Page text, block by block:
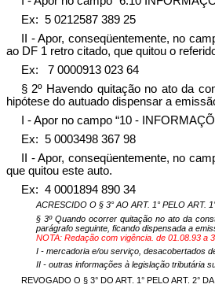
Ex: 5 0212587 389 25
II - Apor, conseqüentemente, no
ao DF 1 retro citado, que quitou o
Ex:
7 0000913 023 64
§ 2º Havendo quitação no ato da
hipótese do autuado dispensar a
I - Apor no campo “10 -
Ex: 5 0003498 367 98
II - Apor, conseqüentemente, no
que quitou este auto.
Ex: 4 0001894 890 34
ACRESCIDO O § 3° AO ART. 1° PELO ART.
§ 3º Quando ocorrer quitação no ato da
parágrafo seguinte, ficando dispensada a
NOTA: Redação com vigência. de 01.08.93 a
I - mercadoria e/ou serviço, desacobertados
II - outras informações à legislação tributária
REVOGADO O § 3° DO ART. 1° PELO ART. 2°